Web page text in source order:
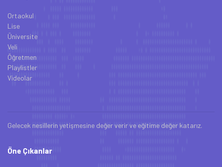
Ortaokul
Lise
Üniversite
Veli
Öğretmen
Playlistler
Videolar
Gelecek nesillerin yetişmesine değer verir ve eğitime değer katarız.
Öne Çıkanlar